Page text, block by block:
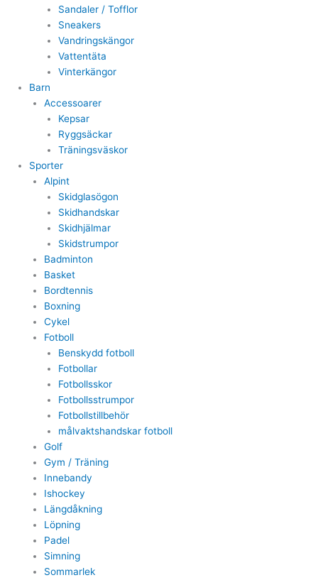
Sandaler / Tofflor
Sneakers
Vandringskängor
Vattentäta
Vinterkängor
Barn
Accessoarer
Kepsar
Ryggsäckar
Träningsväskor
Sporter
Alpint
Skidglasögon
Skidhandskar
Skidhjälmar
Skidstrumpor
Badminton
Basket
Bordtennis
Boxning
Cykel
Fotboll
Benskydd fotboll
Fotbollar
Fotbollsskor
Fotbollsstrumpor
Fotbollstillbehör
målvaktshandskar fotboll
Golf
Gym / Träning
Innebandy
Ishockey
Längdåkning
Löpning
Padel
Simning
Sommarlek